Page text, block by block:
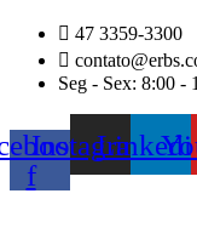
conteúdo
47 3359-3300
Seg - Sex: 8:00 -
f
Instagram